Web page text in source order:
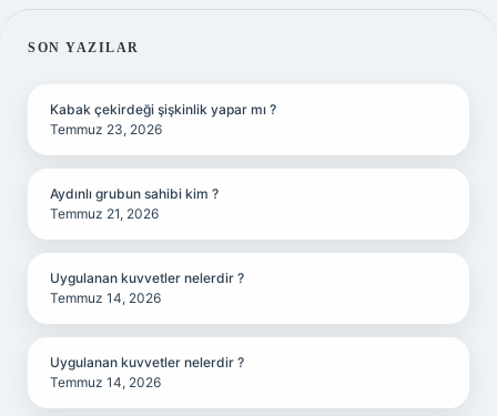
SIDEBAR
SON YAZILAR
Kabak çekirdeği şişkinlik yapar mı ?
Temmuz 23, 2026
Aydınlı grubun sahibi kim ?
Temmuz 21, 2026
Uygulanan kuvvetler nelerdir ?
Temmuz 14, 2026
Uygulanan kuvvetler nelerdir ?
Temmuz 14, 2026